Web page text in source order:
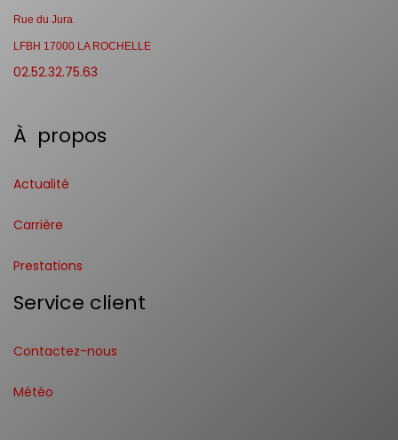
Rue du Jura
LFBH 17000 LA ROCHELLE
02.52.32.75.63
À propos
Actualité
Carrière
Prestations
Service client
Contactez-nous
Météo